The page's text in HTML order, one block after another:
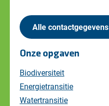
Alle contactgegevens
Onze opgaven
Biodiversiteit
Energietransitie
Watertransitie